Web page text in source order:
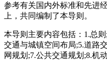
参考有关国内外标准和先进
上，共同编制了本导则。
本导则主要内容包括：1.总
交通与城镇空间布局;5.道路
网规划;7.公共交通规划;8.机